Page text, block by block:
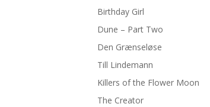
Birthday Girl
Dune – Part Two
Den Grænseløse
Till Lindemann
Killers of the Flower Moon
The Creator